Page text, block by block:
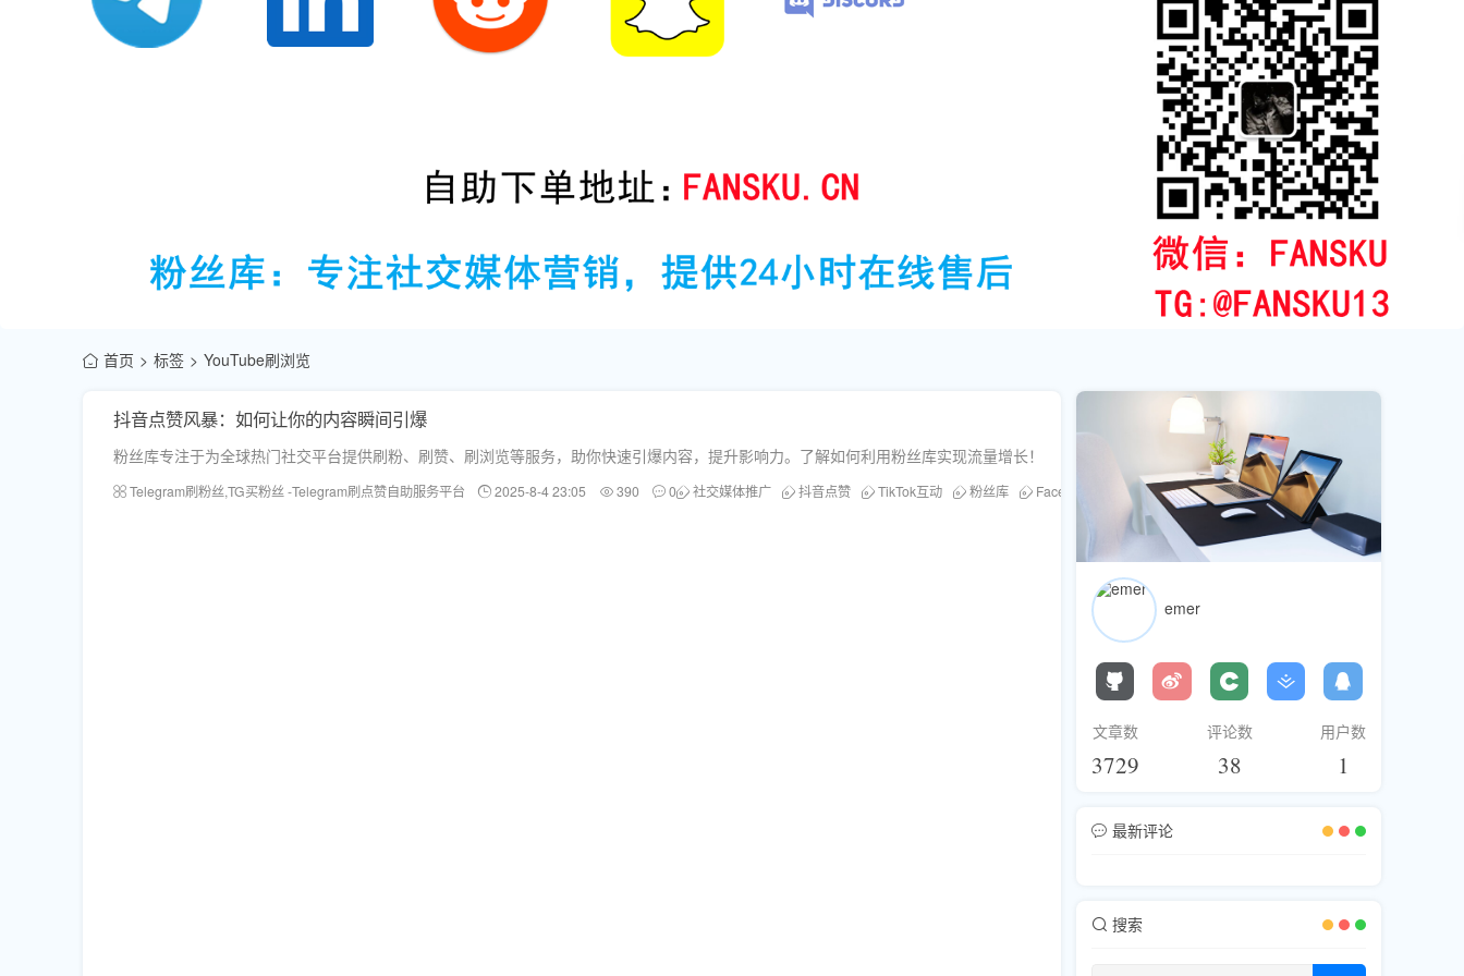
首页 标签 YouTube刷浏览
抖音点赞风暴：如何让你的内容瞬间引爆
粉丝库专注于为全球热门社交平台提供刷粉、刷赞、刷浏览等服务，助你快速引爆内容，提升影响力。了解如何利用粉丝库实现流量增长！
Telegram刷粉丝,TG买粉丝 -Telegram刷点赞自助服务平台 2025-8-4 23:05 390 0 社交媒体推广 抖音点赞 TikTok互动 粉丝库 Facebook刷粉 YouTube刷浏览
emer
文章数
3729
评论数
38
用户数
1
最新评论
搜索